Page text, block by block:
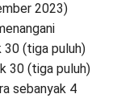
2023)
30 (tiga puluh)
30 (tiga puluh)
sebanyak 4